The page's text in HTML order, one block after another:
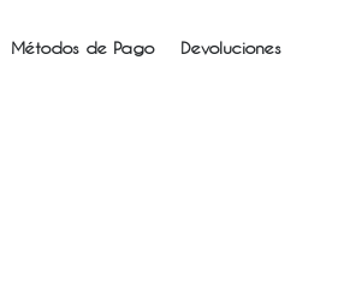
Métodos de Pago Devoluciones